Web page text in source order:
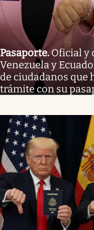
Pasaporte.Oficial y
Venezuela y
de ciudadanos que
trámite con su